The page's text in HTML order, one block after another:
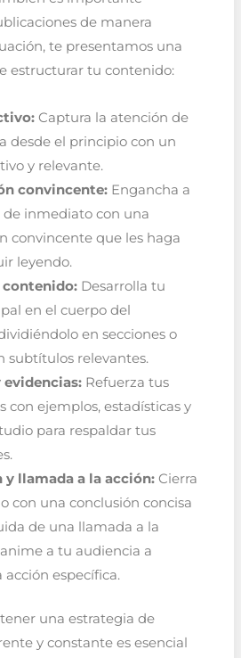
de manera
te presentamos una
estructurar tu contenido:
Captura la atención de
desde el principio con un
y relevante.
convincente:Engancha a
de inmediato con una
convincente que les haga
leyendo.
contenido:Desarrolla tu
en el cuerpo del
en secciones o
subtítulos relevantes.
evidencias:Refuerza tus
con ejemplos, estadísticas y
para respaldar tus
y llamada a la acción:Cierra
con una conclusión concisa
de una llamada a la
a tu audiencia a
acción específica.
una estrategia de
y constante es esencial